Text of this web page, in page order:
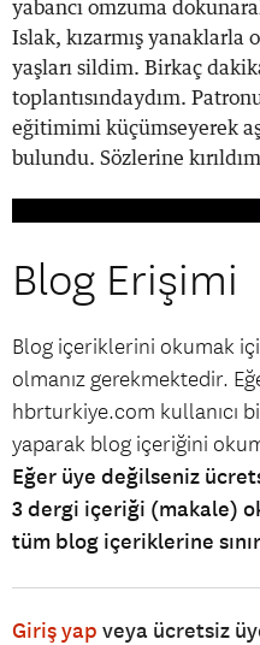
yabancı omzuma
Islak, kızarmış yanaklarla
yaşları sildim. Birkaç
toplantısındaydım.
eğitimimi küçümseyerek
bulundu. Sözlerine
Blog Erişimi
Blog içeriklerini okumak
olmanız gerekmektedir.
hbrturkiye.com kullanıcı
yaparak blog içeriğini
Eğer üye değilseniz
3 dergi içeriği (makale)
tüm blog içeriklerine
Giriş yap veya ücretsiz